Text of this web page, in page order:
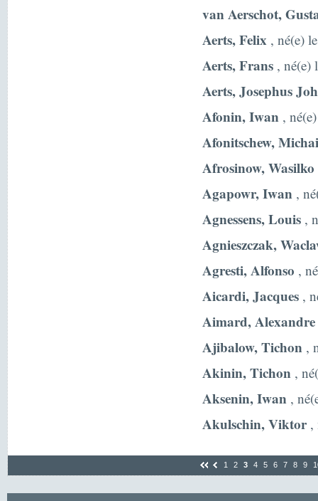
van Aerschot,
Aerts, Felix , né(e)
Aerts, Frans , né(e)
Aerts, Josephus
Afonin, Iwan ,
Afonitschew,
Afrosinow, Wasilko
Agapowr, Iwan ,
Agnessens, Louis ,
Agnieszczak,
Agresti, Alfonso ,
Aicardi, Jacques ,
Aimard, Alexandre
Ajibalow, Tichon ,
Akinin, Tichon ,
Aksenin, Iwan ,
Akulschin, Viktor,
1 2 3 4 5 6 7 8 9